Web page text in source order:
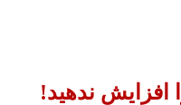
افزایش ندهید!